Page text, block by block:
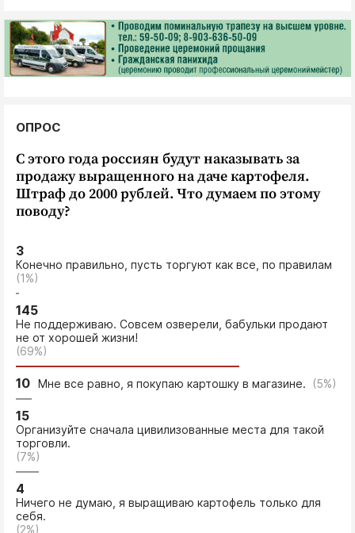
ОПРОС
С этого года россиян будут наказывать за
продажу выращенного на даче картофеля.
Штраф до 2000 рублей. Что думаем по этому
поводу?
3
Конечно правильно, пусть торгуют как все, по правилам
(1%)
145
Не поддерживаю. Совсем озверели, бабульки продают
не от хорошей жизни!
(69%)
10 Мне все равно, я покупаю картошку в магазине. (5%)
15
Организуйте сначала цивилизованные места для такой
торговли.
(7%)
4
Ничего не думаю, я выращиваю картофель только для
себя.
(2%)